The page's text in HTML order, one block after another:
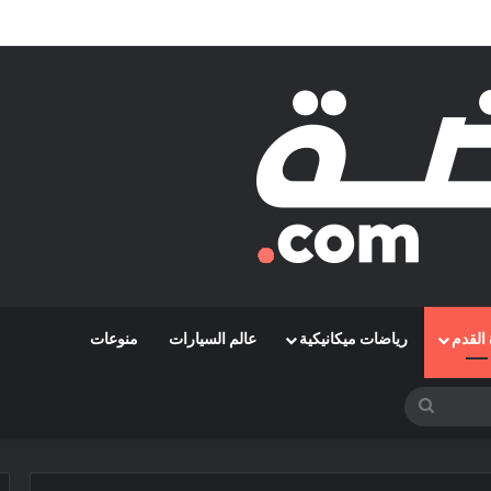
الإفريقي بمواجهة حافيا كوناكري
القدم رياضات ميكانيكية عالم السيارات منوعات
بحث